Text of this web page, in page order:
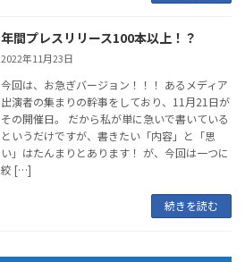
年間プレスリリース100本以上！？
2022年11月23日
今回は、お急ぎバージョン！！！ あるメディア
出演者の集まりの幹事をしており、11月21日が
その開催日。 だから私が単に急いで書いている
というだけですが、書きたい「内容」と「思
い」はたんまりとあります！ が、今回は一つに
絞 […]
続きを読む